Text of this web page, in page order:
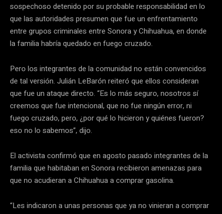
sospechoso detenido por su probable responsabilidad en lo
que las autoridades presumen que fue un enfrentamiento
entre grupos criminales entre Sonora y Chihuahua, en donde
la familia habría quedado en fuego cruzado.
Pero los integrantes de la comunidad no están convencidos
de tal versión. Julián LeBarón reiteró que ellos consideran
que fue un ataque directo. “Es lo más seguro, nosotros sí
creemos que fue intencional, que no fue ningún error, ni
fuego cruzado, pero, ¿por qué lo hicieron y quiénes fueron?
eso no lo sabemos”, dijo.
El activista confirmó que en agosto pasado integrantes de la
familia que habitaban en Sonora recibieron amenazas para
que no acudieran a Chihuahua a comprar gasolina.
“Les indicaron a unas personas que ya no vinieran a comprar